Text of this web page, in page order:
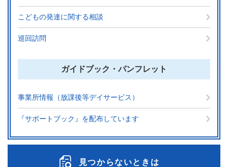
こどもの発達に関する相談
巡回訪問
ガイドブック・パンフレット
事業所情報（放課後等デイサービス）
『サポートブック』を配布しています
見つからないときは